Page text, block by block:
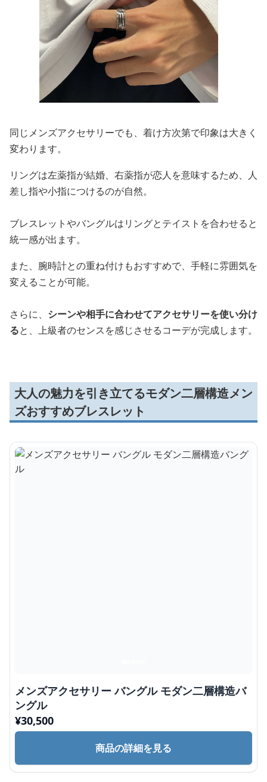
同じメンズアクセサリーでも、着け方次第で印象は大きく
変わります。
リングは左薬指が結婚、右薬指が恋人を意味するため、人
差し指や小指につけるのが自然。
ブレスレットやバングルはリングとテイストを合わせると
統一感が出ます。
また、腕時計との重ね付けもおすすめで、手軽に雰囲気を
変えることが可能。
さらに、 シーンや相手に合わせてアクセサリーを使い分け
ると、上級者のセンスを感じさせるコーデが完成します。
大人の魅力を引き立てるモダン二層構造メン
ズおすすめブレスレット
メンズアクセサリー バングル モダン二層構造バ
ングル
¥30,500
商品の詳細を見る